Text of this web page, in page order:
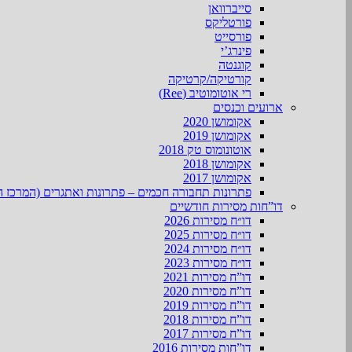
סייברוואן
פורטליקס
פורסייט
פינרג’י
קוגנטה
קורטיקה/קרטיקה
רי אוטומוטיב (Ree)
ארועים וכנסים
אקומושן 2020
אקומושן 2019
אוטונומוס טק 2018
אקומושן 2018
אקומושן 2017
פתרונות תחבורה חכמים – פתרונות ואתגרים (המרכז
דו”חות מסירות חודשיים
דו״ח מסירות 2026
דו״ח מסירות 2025
דו״ח מסירות 2024
דו״ח מסירות 2023
דו”ח מסירות 2021
דו”ח מסירות 2020
דו”ח מסירות 2019
דו”ח מסירות 2018
דו”ח מסירות 2017
דו”חות מסירות 2016